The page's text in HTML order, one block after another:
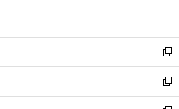
ウ
開
く
新
し
い
ウ
新
し